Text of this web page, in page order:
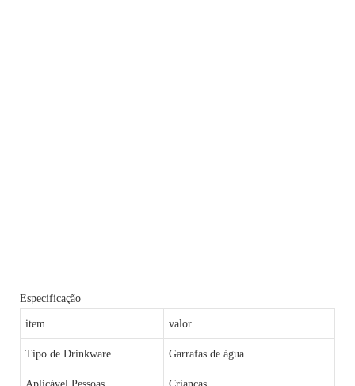
Especificação
item valor
Tipo de Drinkware Garrafas de água